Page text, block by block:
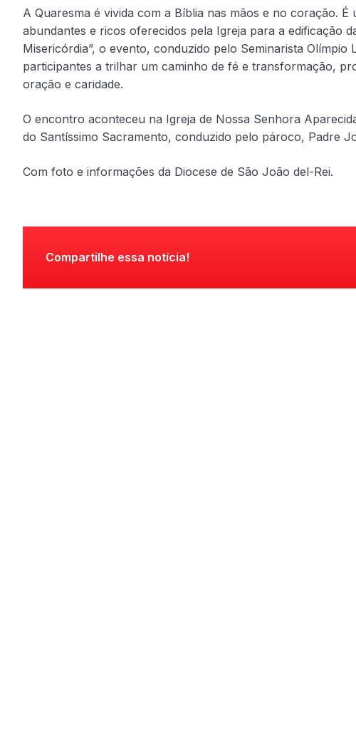
A Quaresma é vivida com a Bíblia nas mãos e no coração.
abundantes e ricos oferecidos pela Igreja para a edificação
Misericórdia”, o evento, conduzido pelo Seminarista
participantes a trilhar um caminho de fé e transformação,
oração e caridade.
O encontro aconteceu na Igreja de Nossa Senhora
do Santíssimo Sacramento, conduzido pelo pároco, Padre
Com foto e informações da Diocese de São João del-Rei.
Compartilhe essa notícia!